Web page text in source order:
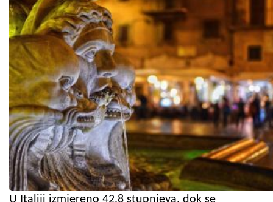
U Italiji izmjereno 42,8 stupnjeva, dok se